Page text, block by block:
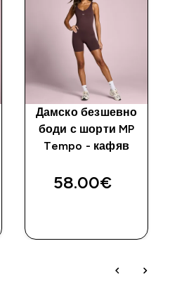
Дамско безшевно
боди с шорти MP
Tempo - кафяв
58.00€‎